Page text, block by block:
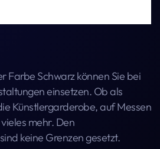
Farbe Schwarz können Sie bei
einsetzen. Ob als
Künstlergarderobe, auf Messen
mehr. Den
keine Grenzen gesetzt.